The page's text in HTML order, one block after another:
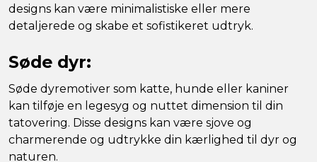
designs kan være minimalistiske eller mere
detaljerede og skabe et sofistikeret udtryk.
Søde dyr:
Søde dyremotiver som katte, hunde eller kaniner
kan tilføje en legesyg og nuttet dimension til din
tatovering. Disse designs kan være sjove og
charmerende og udtrykke din kærlighed til dyr og
naturen.